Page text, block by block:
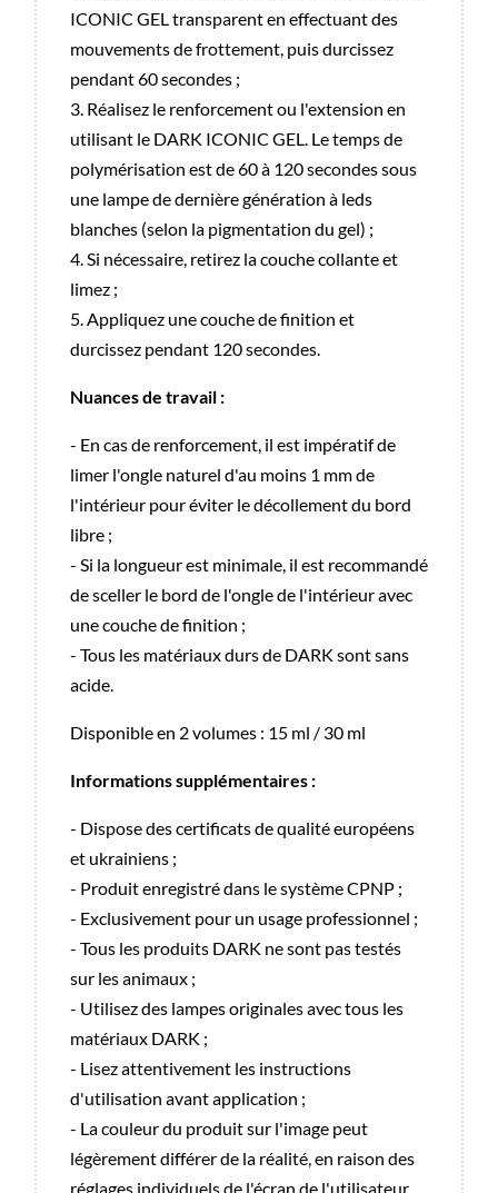
ICONIC GEL transparent en effectuant des
mouvements de frottement, puis durcissez
pendant 60 secondes ;
3. Réalisez le renforcement ou l'extension en
utilisant le DARK ICONIC GEL. Le temps de
polymérisation est de 60 à 120 secondes sous
une lampe de dernière génération à leds
blanches (selon la pigmentation du gel) ;
4. Si nécessaire, retirez la couche collante et
limez ;
5. Appliquez une couche de finition et
durcissez pendant 120 secondes.
Nuances de travail :
- En cas de renforcement, il est impératif de
limer l'ongle naturel d'au moins 1 mm de
l'intérieur pour éviter le décollement du bord
libre ;
- Si la longueur est minimale, il est recommandé
de sceller le bord de l'ongle de l'intérieur avec
une couche de finition ;
- Tous les matériaux durs de DARK sont sans
acide.
Disponible en 2 volumes : 15 ml / 30 ml
Informations supplémentaires :
- Dispose des certificats de qualité européens
et ukrainiens ;
- Produit enregistré dans le système CPNP ;
- Exclusivement pour un usage professionnel ;
- Tous les produits DARK ne sont pas testés
sur les animaux ;
- Utilisez des lampes originales avec tous les
matériaux DARK ;
- Lisez attentivement les instructions
d'utilisation avant application ;
- La couleur du produit sur l'image peut
légèrement différer de la réalité, en raison des
réglages individuels de l'écran de l'utilisateur